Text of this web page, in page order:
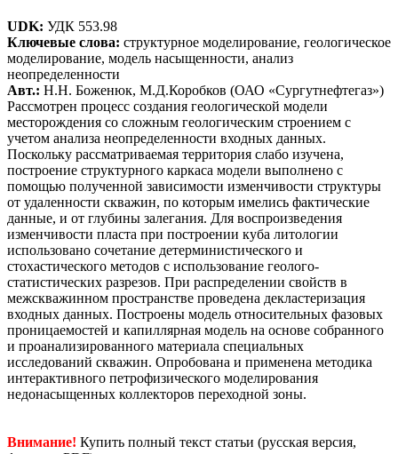
UDK: УДК 553.98
Ключевые слова: структурное моделирование, геологическое
моделирование, модель насыщенности, анализ
неопределенности
Авт.: Н.Н. Боженюк, М.Д.Коробков (ОАО «Сургутнефтегаз»)
Рассмотрен процесс создания геологической модели
месторождения со сложным геологическим строением с
учетом анализа неопределенности входных данных.
Поскольку рассматриваемая территория слабо изучена,
построение структурного каркаса модели выполнено с
помощью полученной зависимости изменчивости структуры
от удаленности скважин, по которым имелись фактические
данные, и от глубины залегания. Для воспроизведения
изменчивости пласта при построении куба литологии
использовано сочетание детерминистического и
стохастического методов с использование геолого-
статистических разрезов. При распределении свойств в
межскважинном пространстве проведена декластеризация
входных данных. Построены модель относительных фазовых
проницаемостей и капиллярная модель на основе собранного
и проанализированного материала специальных
исследований скважин. Опробована и применена методика
интерактивного петрофизического моделирования
недонасыщенных коллекторов переходной зоны.
Внимание! Купить полный текст статьи (русская версия,